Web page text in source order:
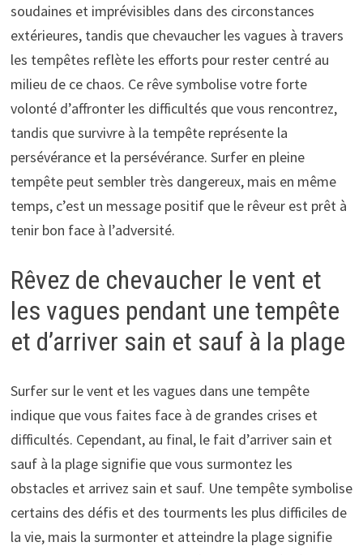
soudaines et imprévisibles dans des circonstances
extérieures, tandis que chevaucher les vagues à travers
les tempêtes reflète les efforts pour rester centré au
milieu de ce chaos. Ce rêve symbolise votre forte
volonté d’affronter les difficultés que vous rencontrez,
tandis que survivre à la tempête représente la
persévérance et la persévérance. Surfer en pleine
tempête peut sembler très dangereux, mais en même
temps, c’est un message positif que le rêveur est prêt à
tenir bon face à l’adversité.
Rêvez de chevaucher le vent et
les vagues pendant une tempête
et d’arriver sain et sauf à la plage
Surfer sur le vent et les vagues dans une tempête
indique que vous faites face à de grandes crises et
difficultés. Cependant, au final, le fait d’arriver sain et
sauf à la plage signifie que vous surmontez les
obstacles et arrivez sain et sauf. Une tempête symbolise
certains des défis et des tourments les plus difficiles de
la vie, mais la surmonter et atteindre la plage signifie